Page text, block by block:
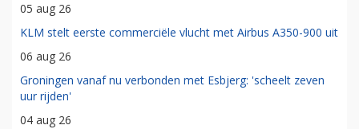
05 aug 26
KLM stelt eerste commerciële vlucht met Airbus A350-900 uit
06 aug 26
Groningen vanaf nu verbonden met Esbjerg: 'scheelt zeven
uur rijden'
04 aug 26